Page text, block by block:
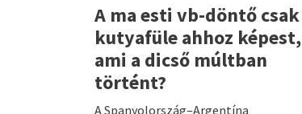
A ma esti vb-döntő csak
kutyafüle ahhoz képest,
ami a dicső múltban
történt?
A Spanyolország–Argentína